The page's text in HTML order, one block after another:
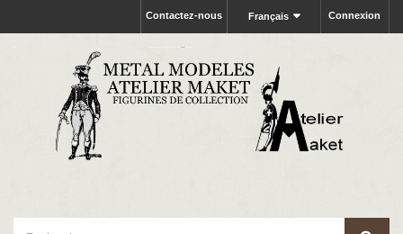
Connexion
Français
Contactez-nous